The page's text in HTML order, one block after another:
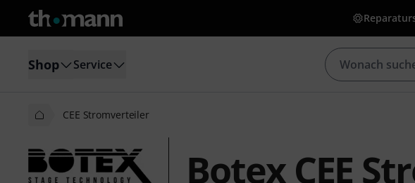
Shop Service
CEE Stromverteiler
Botex CEE